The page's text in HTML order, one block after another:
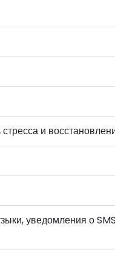
и
уведомления о